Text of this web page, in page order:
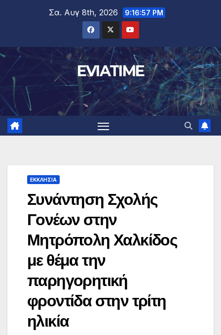
Σα. Αυγ 8th, 2026 9:16:57 PM
EVIATIME
ΕΚΚΛΗΣΙΑ
Συνάντηση Σχολής
Γονέων στην
Μητρόπολη Χαλκίδος
με θέμα την
παρηγορητική
φροντίδα στην τρίτη
ηλικία